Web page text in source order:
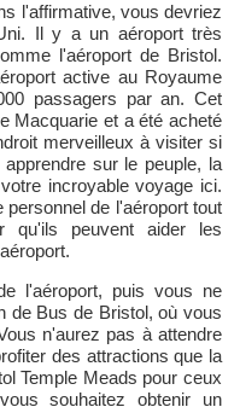
l'affirmative, vous devriez
Il y a un aéroport très
l'aéroport de Bristol.
active au Royaume
passagers par an. Cet
Macquarie et a été acheté
merveilleux à visiter si
sur le peuple, la
incroyable voyage ici.
de l'aéroport tout
qu'ils peuvent aider les
l'aéroport, puis vous ne
de Bus de Bristol, où vous
n'aurez pas à attendre
des attractions que la
Temple Meads pour ceux
souhaitez obtenir un